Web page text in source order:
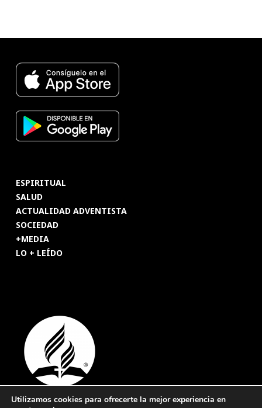
ESPIRITUAL
SALUD
ACTUALIDAD ADVENTISTA
SOCIEDAD
+MEDIA
LO + LEÍDO
Utilizamos cookies para ofrecerte la mejor experiencia en